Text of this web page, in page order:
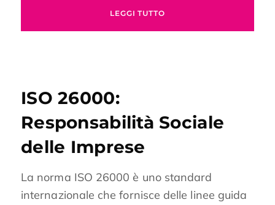
LEGGI TUTTO
ISO 26000:
Responsabilità Sociale
delle Imprese
La norma ISO 26000 è uno standard
internazionale che fornisce delle linee guida